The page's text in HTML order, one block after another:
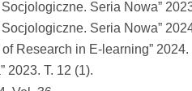
Seria Nowa”
Seria Nowa”
Research in E-learning” 2024.
2023. T. 12 (1).